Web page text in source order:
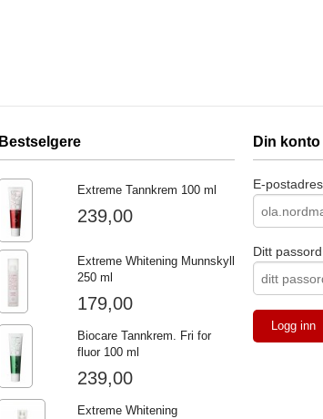
Bestselgere
Extreme Tannkrem 100 ml
239,00
Extreme Whitening Munnskyll
250 ml
179,00
Biocare Tannkrem. Fri for
fluor 100 ml
239,00
Extreme Whitening
Din konto
E-
Ditt passord